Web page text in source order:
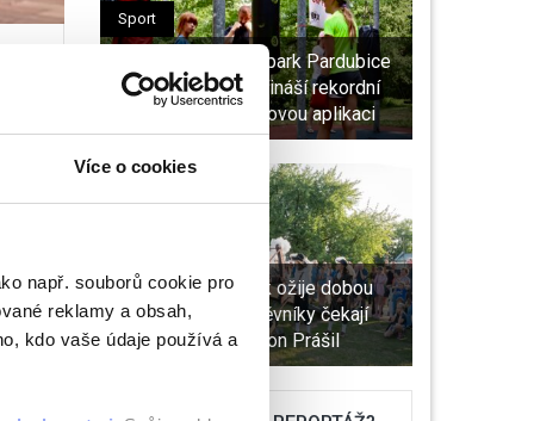
Více o cookies
např. souborů cookie pro
reklamy a obsah,
kdo vaše údaje používá a
Sport
VIDEO: Sportovní park Pardubice
slaví 10. ročník. Přináší rekordní
počet stanovišťi novou aplikaci
Pardubický zámek ožije dobou
Pernštejnů. Návštěvníky čekají
kanony, šerm i Baron Prášil